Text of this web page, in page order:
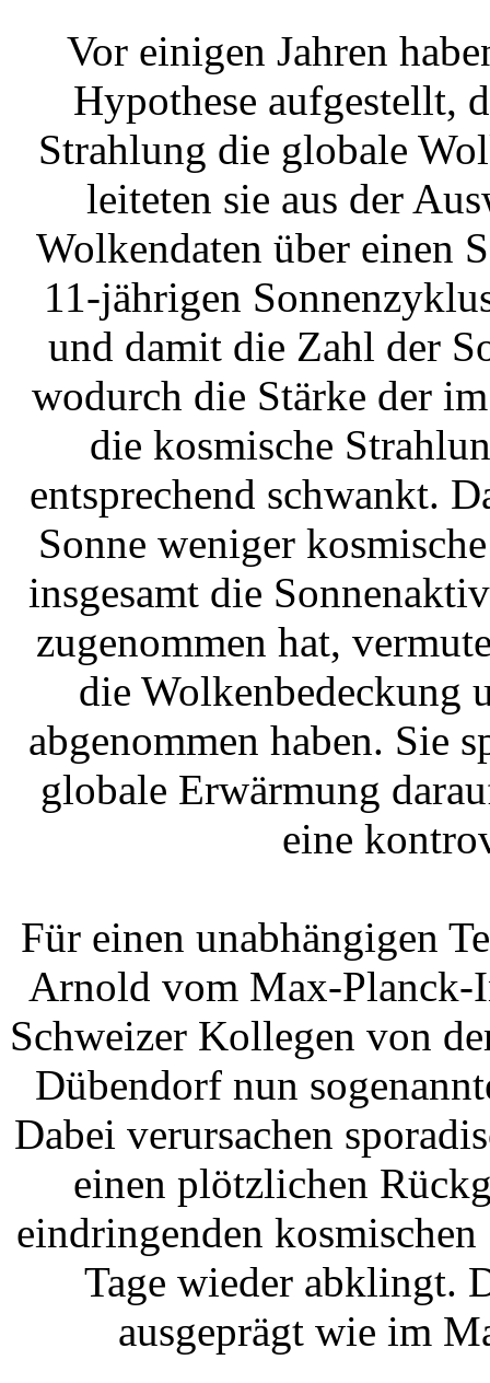
Vor einigen Jahren
Hypothese aufgestellt,
Strahlung die globale
leiteten sie aus der
Wolkendaten über einen
11-jährigen
und damit die Zahl der
wodurch die Stärke der
die kosmische
entsprechend schwankt.
Sonne weniger
insgesamt die
zugenommen hat,
die Wolkenbedeckung
abgenommen haben. Sie
globale Erwärmung
eine
Für einen unabhängigen
Arnold vom Max-Planck-
Schweizer Kollegen von
Dübendorf nun
Dabei verursachen
einen plötzlichen
eindringenden
Tage wieder abklingt.
ausgeprägt wie im